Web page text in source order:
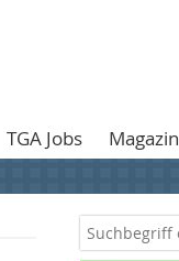
TGA Jobs Magazin